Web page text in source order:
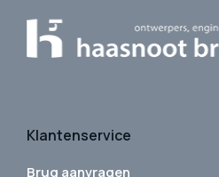
Klantenservice
Brug aanvragen